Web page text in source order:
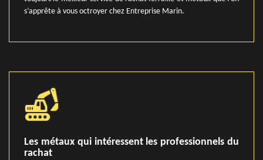
s’apprête à vous octroyer chez Entreprise Marin.
Les métaux qui intéressent les professionnels du
rachat